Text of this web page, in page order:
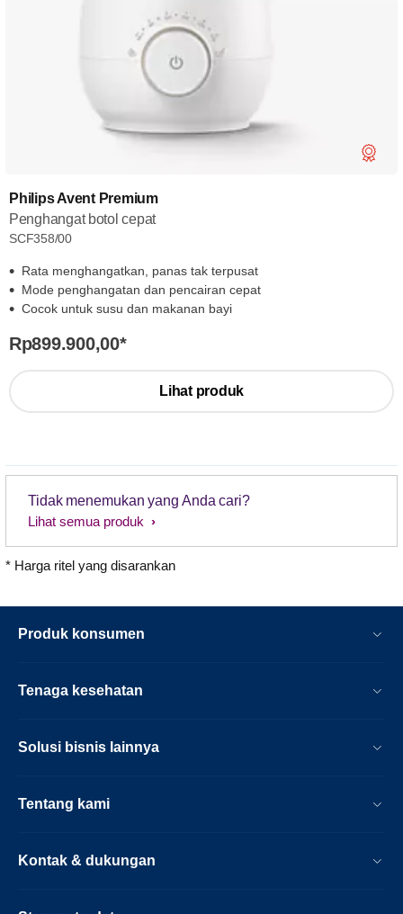
Philips Avent Premium
Penghangat botol cepat
SCF358/00
Rata menghangatkan, panas tak terpusat
Mode penghangatan dan pencairan cepat
Cocok untuk susu dan makanan bayi
Rp899.900,00*
Lihat produk
Tidak menemukan yang Anda cari?
Lihat semua produk
* Harga ritel yang disarankan
Produk konsumen
Tenaga kesehatan
Solusi bisnis lainnya
Tentang kami
Kontak & dukungan